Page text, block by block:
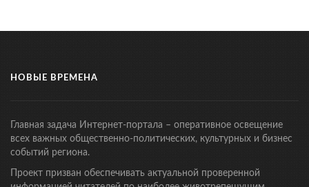
НОВЫЕ ВРЕМЕНА
Главная задача Интернет-портала – оперативное освещение
всех важных общественно-политических, культурных и бизнес
событий региона.
Проект призван обеспечивать актуальной проверенной